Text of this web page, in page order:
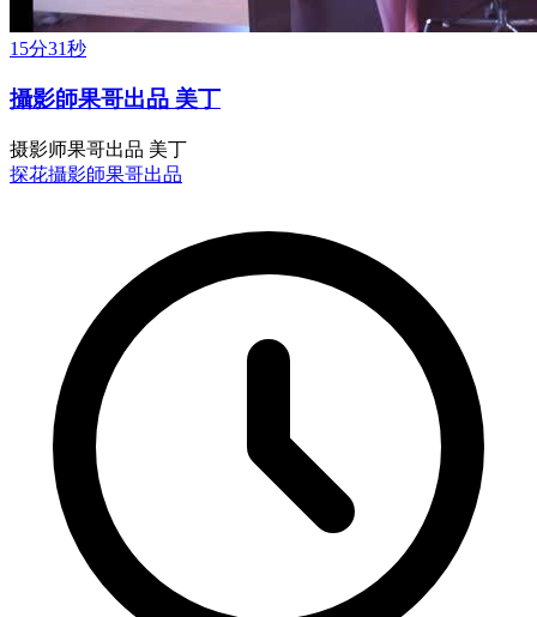
15分31秒
攝影師果哥出品 美丁
摄影师果哥出品 美丁
探花攝影師果哥出品